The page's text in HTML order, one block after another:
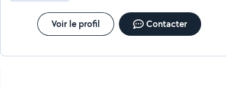
Voir le profil Contacter